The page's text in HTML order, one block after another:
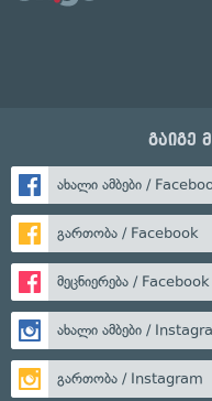
გაიგე
ახალი ამბები /
გართობა / Facebook
მეცნიერება / Facebook
ახალი ამბები /
გართობა / Instagram